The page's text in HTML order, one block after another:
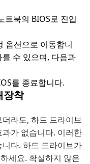
트북의 BIOS로 진입
옵션으로 이동합니
수 있으며, 다음과
를 종료합니다.
장착
라도, 하드 드라이브
가 없습니다. 이러한
다. 하드 드라이브가
세요. 확실하지 않은